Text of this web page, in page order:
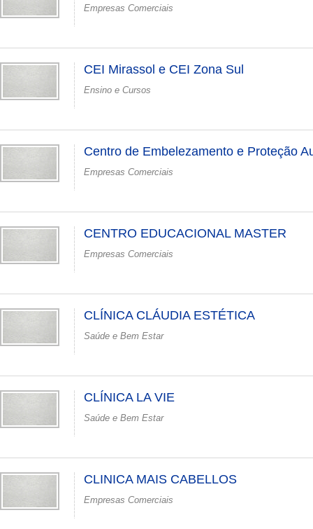
Empresas Comerciais
CEI Mirassol e CEI Zona Sul
Ensino e Cursos
Centro de Embelezamento e Proteção
Empresas Comerciais
CENTRO EDUCACIONAL MASTER
Empresas Comerciais
CLÍNICA CLÁUDIA ESTÉTICA
Saúde e Bem Estar
CLÍNICA LA VIE
Saúde e Bem Estar
CLINICA MAIS CABELLOS
Empresas Comerciais